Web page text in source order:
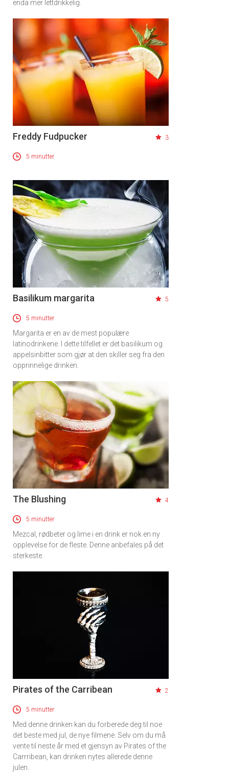
Få ukentlige nyhetsbrev fra
Apéritif
Vi tilbyr flere ukentlige nyhetsbrev. Du
kan fritt velge hvilke du ønsker å få
tilsendt.
Registrer deg
enda mer lettdrikkelig.
Freddy Fudpucker 3
5 minutter
Basilikum margarita 5
5 minutter
Margarita er en av de mest populære
latinodrinkene. I dette tilfellet er det basilikum og
appelsinbitter som gjør at den skiller seg fra den
opprinnelige drinken.
The Blushing 4
5 minutter
Mezcal, rødbeter og lime i en drink er nok en ny
opplevelse for de fleste. Denne anbefales på det
sterkeste.
Pirates of the Carribean 2
5 minutter
Med denne drinken kan du forberede deg til noe
det beste med jul, de nye filmene. Selv om du må
vente til neste år med et gjensyn av Pirates of the
Carrribean, kan drinken nytes allerede denne
julen.